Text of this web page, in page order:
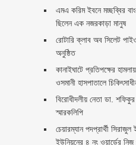
এমএ করিম ইবনে মচ্ছব্বির
ছিলেন এক নজরকাড়া মানুষ ‎
রোটারি ক্লাব অব সিলেট
অনুষ্ঠিত
কানাইঘাটে প্রতিপক্ষের
ওসমানী হাসপাতালে
বিরোধীদলীয় নেতা ডা.
স্মারকলিপি ‎
চেয়ারম্যান পদপ্রার্থী সিরাজুল
ইউনিয়নের ৪ নং ওয়ার্ডের